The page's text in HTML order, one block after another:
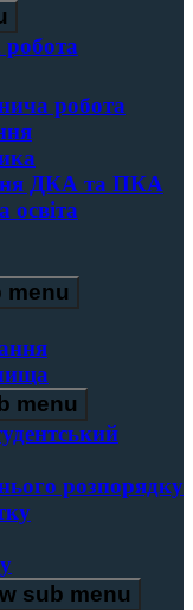
робота
ДКА та ПКА
освіта
menu
menu
розпорядку
sub menu